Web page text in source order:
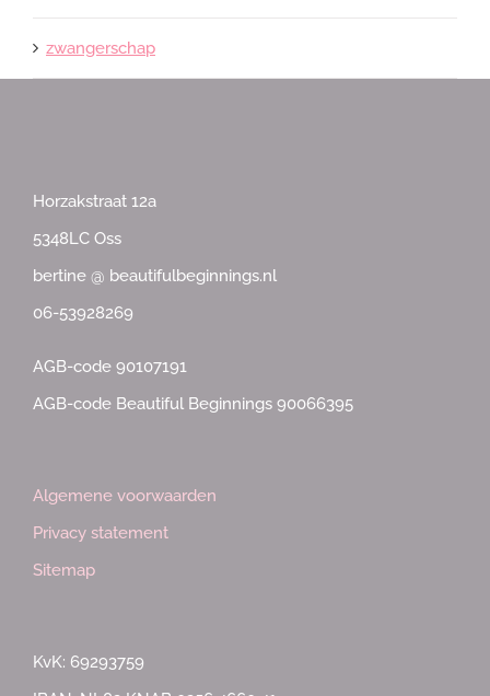
zwangerschap
Horzakstraat 12a
5348LC Oss
bertine @ beautifulbeginnings.nl
06-53928269
AGB-code 90107191
AGB-code Beautiful Beginnings 90066395
Algemene voorwaarden
Privacy statement
Sitemap
KvK: 69293759